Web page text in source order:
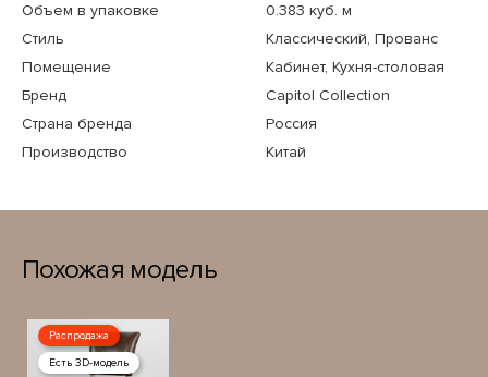
Объем в упаковке
0.383 куб. м
Стиль
Классический, Прованс
Помещение
Кабинет, Кухня-столовая
Бренд
Capitol Collection
Страна бренда
Россия
Производство
Китай
Похожая модель
Распродажа
Есть 3D-модель